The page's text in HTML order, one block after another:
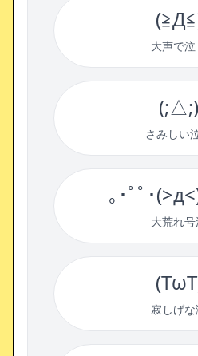
大声で泣
(;△;)
さみしい
｡･ﾟﾟ･
大荒れ号
寂しげな